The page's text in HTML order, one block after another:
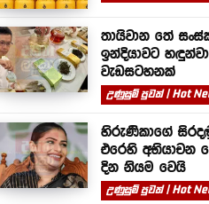
තායිවාන තේ
ඉන්දියාවට
වැඩසටහනක්
උණුසුම් පුවත් | Hot
හිරුණිකාගේ
එරෙහි අභියාචන
දින නියම වෙයි
උණුසුම් පුවත් | Hot